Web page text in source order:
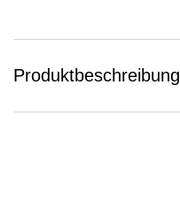
Produktbeschreibung